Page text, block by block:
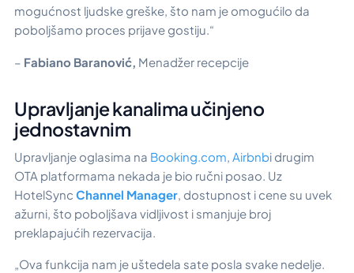
mogućnost ljudske greške, što nam je omogućilo da
poboljšamo proces prijave gostiju.“
– Fabiano Baranović, Menadžer recepcije
Upravljanje kanalima učinjeno
jednostavnim
Upravljanje oglasima na Booking.com Airbnbi drugim
OTA platformama nekada je bio ručni posao. Uz
HotelSync Channel Manager , dostupnost i cene su uvek
ažurni, što poboljšava vidljivost i smanjuje broj
preklapajućih rezervacija.
„Ova funkcija nam je uštedela sate posla svake nedelje.